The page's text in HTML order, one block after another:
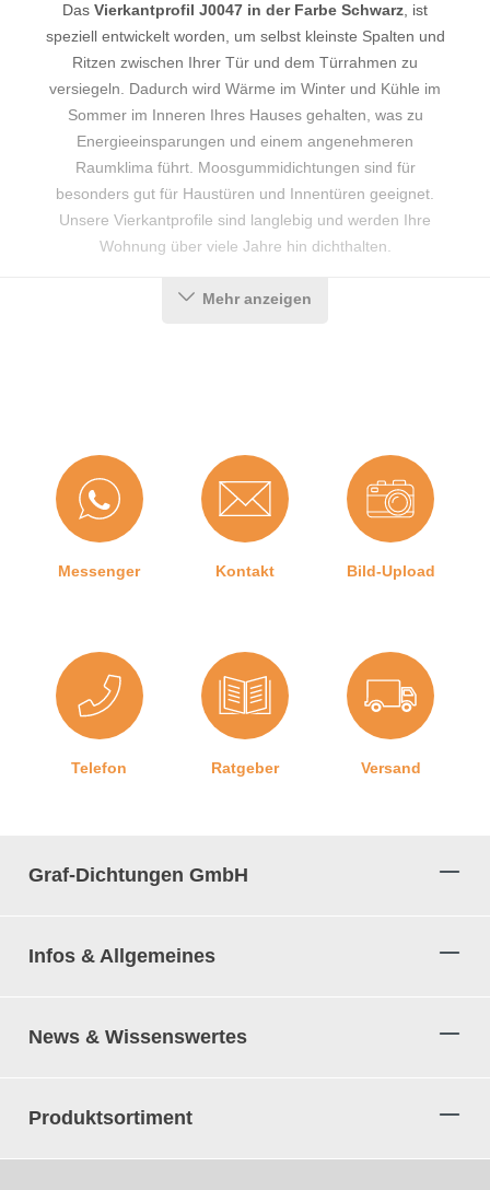
Das Vierkantprofil J0047 in der Farbe Schwarz , ist
speziell entwickelt worden, um selbst kleinste Spalten und
Ritzen zwischen Ihrer Tür und dem Türrahmen zu
versiegeln. Dadurch wird Wärme im Winter und Kühle im
Sommer im Inneren Ihres Hauses gehalten, was zu
Energieeinsparungen und einem angenehmeren
Raumklima führt. Moosgummidichtungen sind für
besonders gut für Haustüren und Innentüren geeignet.
Unsere Vierkantprofile sind langlebig und werden Ihre
Wohnung über viele Jahre hin dichthalten.
Material: EPDM, Moosgummi
Besonderheiten der Dichtung
Temperaturbeständig -35 °C bis + 120 °C
verdünnte Säuren und Laugenbeständig
nicht Öl- und Fettbeständig
Unsere Vierkantprofile lassen sich ganz
leicht und ohne Vorkenntnisse einbauen:
Einsetzen der Dichtung) sanft, bevor Sie die Dichtung
Holzspäne, Fett und andere Rückstände zu entfernen.
nicht zu überdehnen oder zu starken Druck
Mehr anzeigen
Messenger Kontakt Bild-Upload
Telefon Ratgeber Versand
Graf-Dichtungen GmbH
Infos & Allgemeines
News & Wissenswertes
Produktsortiment